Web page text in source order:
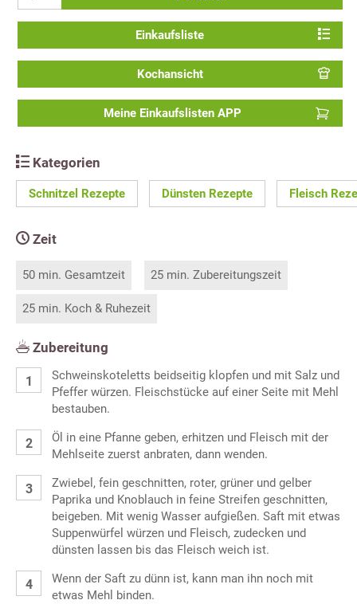
Einkaufsliste
Kochansicht
Meine Einkaufslisten APP
Kategorien
Schnitzel Rezepte Dünsten Rezepte Fleisch
Zeit
50 min. Gesamtzeit 25 min. Zubereitungszeit
25 min. Koch & Ruhezeit
Zubereitung
Schweinskoteletts beidseitig klopfen und mit Salz und
Pfeffer würzen. Fleischstücke auf einer Seite mit Mehl
bestauben.
Öl in eine Pfanne geben, erhitzen und Fleisch mit der
Mehlseite zuerst anbraten, dann wenden.
Zwiebel, fein geschnitten, roter, grüner und gelber
Paprika und Knoblauch in feine Streifen geschnitten,
beigeben. Mit wenig Wasser aufgießen. Saft mit etwas
Suppenwürfel würzen und Fleisch, zudecken und
dünsten lassen bis das Fleisch weich ist.
Wenn der Saft zu dünn ist, kann man ihn noch mit
etwas Mehl binden.